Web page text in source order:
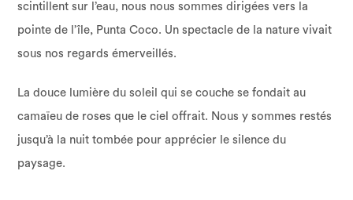
scintillent sur l’eau, nous nous sommes dirigées vers la
pointe de l’île, Punta Coco. Un spectacle de la nature vivait
sous nos regards émerveillés.
La douce lumière du soleil qui se couche se fondait au
camaïeu de roses que le ciel offrait. Nous y sommes restés
jusqu’à la nuit tombée pour apprécier le silence du
paysage.